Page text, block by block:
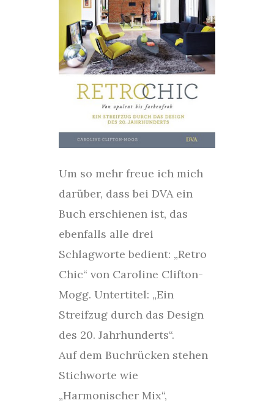
Um so mehr freue ich mich
darüber, dass bei DVA ein
Buch erschienen ist, das
ebenfalls alle drei
Schlagworte bedient: „Retro
Chic“ von Caroline Clifton-
Mogg. Untertitel: „Ein
Streifzug durch das Design
des 20. Jahrhunderts“.
Auf dem Buchrücken stehen
Stichworte wie
„Harmonischer Mix“,